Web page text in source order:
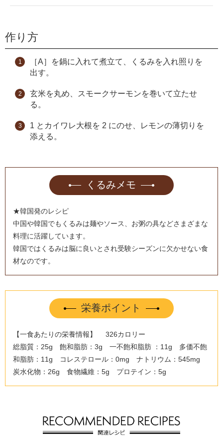
作り方
［A］を鍋に入れて煮立て、くるみを入れ照りを
出す。
玄米を丸め、スモークサーモンを巻いて立たせ
る。
1 とカイワレ大根を 2 にのせ、レモンの薄切りを
添える。
くるみメモ
★韓国発のレシピ
中国や韓国でもくるみは麺やソース、お粥の具などさまざまな
料理に活躍しています。
韓国ではくるみは脳に良いとされ受験シーズンに欠かせない食
材なのです。
栄養ポイント
【一食あたりの栄養情報】 326カロリー
総脂質：25g 飽和脂肪：3g 一不飽和脂肪 ：11g 多価不飽
和脂肪：11g コレステロール：0mg ナトリウム：545mg
炭水化物：26g 食物繊維：5g プロテイン：5g